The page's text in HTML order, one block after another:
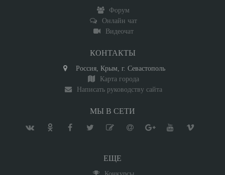
Форум
Онлайн чат
Видеочат
КОНТАКТЫ
Россия, Крым, г. Севастополь
Карта города
Написать руководству сайта
МЫ В СЕТИ
ЕЩЕ
Конкурсы